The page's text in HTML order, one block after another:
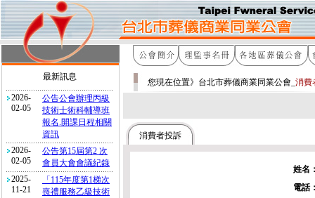
最新訊息
2026-
02-05
公告公會辦理丙級
技術士術科輔導班
報名.開課日程相關
資訊
2026-
02-05
公告第15屆第2 次
會員大會會議紀錄
2025-
11-21
「115年度第1梯次
喪禮服務乙級技術
您現在位置》台北市葬儀商業同業公會_ 消費
消費者投訴
姓名
電話